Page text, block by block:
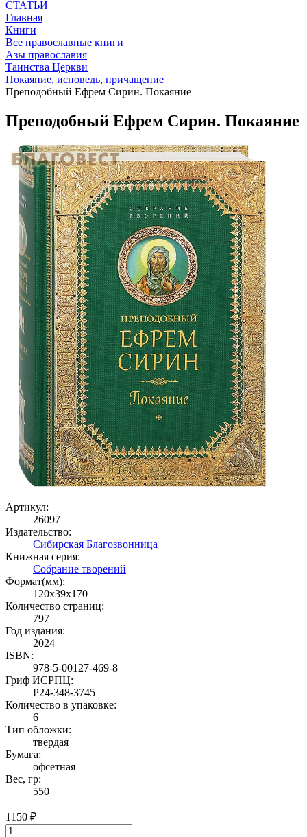
СТАТЬИ
Главная
Книги
Все православные книги
Азы православия
Таинства Церкви
Покаяние, исповедь, причащение
Преподобный Ефрем Сирин. Покаяние
Преподобный Ефрем Сирин. Покаяние
Артикул:
26097
Издательство:
Сибирская Благозвонница
Книжная серия:
Собрание творений
Формат(мм):
120x39x170
Количество страниц:
797
Год издания:
2024
ISBN:
978-5-00127-469-8
Гриф ИСРПЦ:
Р24-348-3745
Количество в упаковке:
6
Тип обложки:
твердая
Бумага:
офсетная
Вес, гр:
550
1150 ₽